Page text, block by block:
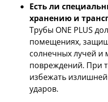
Есть ли
хранению и
Трубы ONE PLUS
помещениях,
солнечных лучей и
повреждений. При
избежать
ударов.